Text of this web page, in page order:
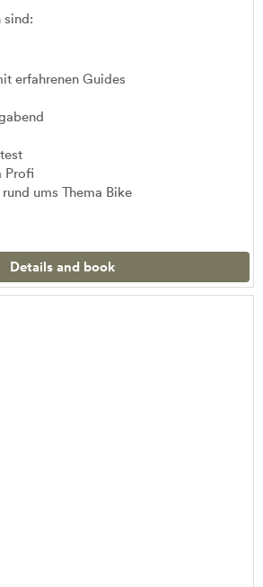
sind:
erfahrenen Guides
Profi
ums Thema Bike
Details and book